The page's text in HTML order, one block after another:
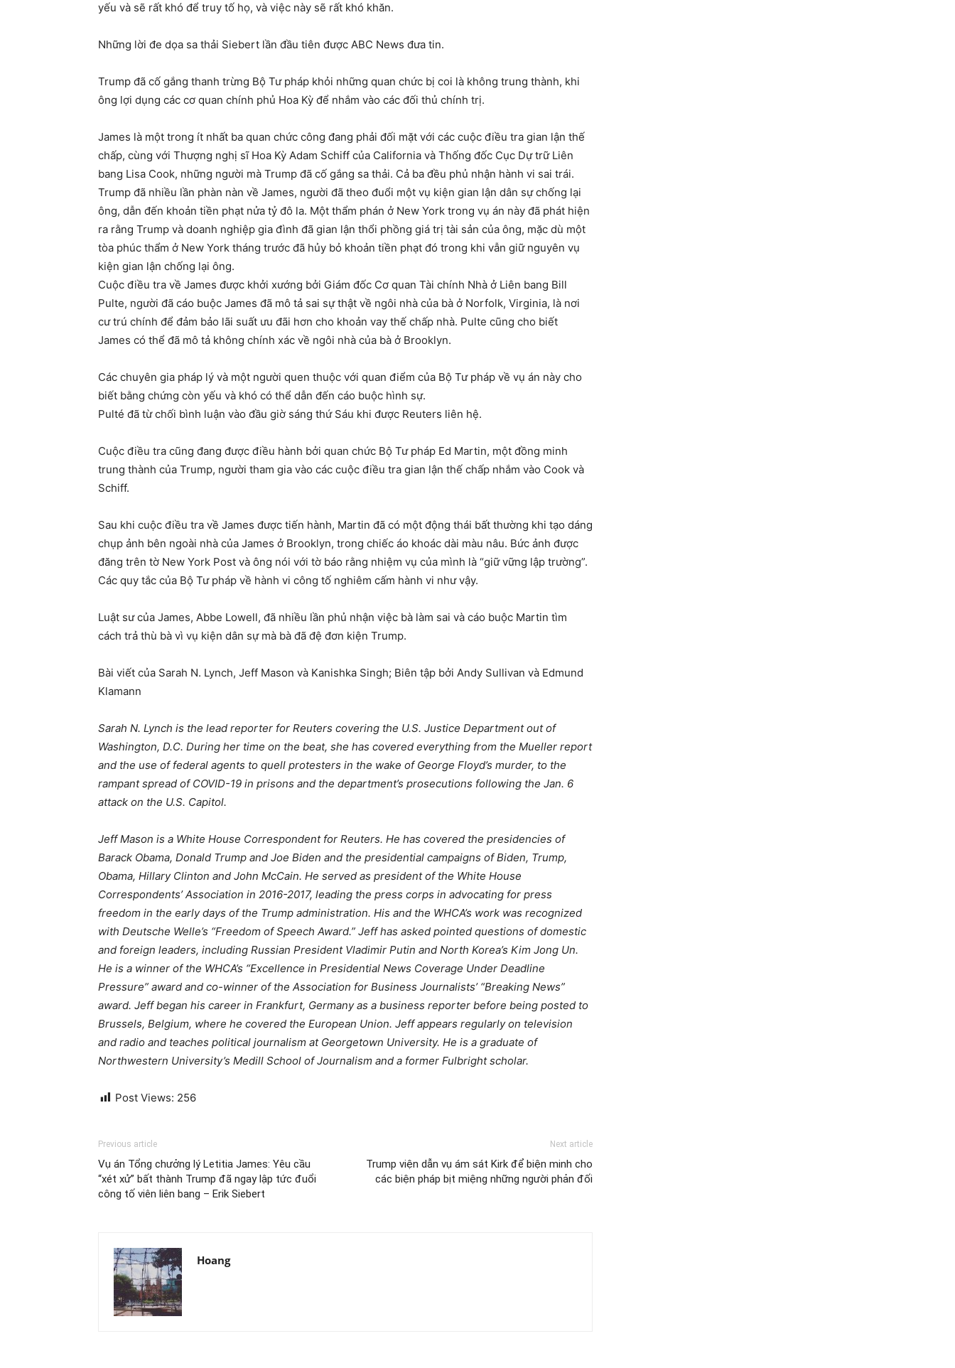
yếu và sẽ rất khó để truy tố họ, và việc này sẽ rất khó khăn.
Những lời đe dọa sa thải Siebert lần đầu tiên được ABC News đưa tin.
Trump đã cố gắng thanh trừng Bộ Tư pháp khỏi những quan chức bị coi là không trung thành, khi
ông lợi dụng các cơ quan chính phủ Hoa Kỳ để nhắm vào các đối thủ chính trị.
James là một trong ít nhất ba quan chức công đang phải đối mặt với các cuộc điều tra gian lận thế
chấp, cùng với Thượng nghị sĩ Hoa Kỳ Adam Schiff của California và Thống đốc Cục Dự trữ Liên
bang Lisa Cook, những người mà Trump đã cố gắng sa thải. Cả ba đều phủ nhận hành vi sai trái.
Trump đã nhiều lần phàn nàn về James, người đã theo đuổi một vụ kiện gian lận dân sự chống lại
ông, dẫn đến khoản tiền phạt nửa tỷ đô la. Một thẩm phán ở New York trong vụ án này đã phát hiện
ra rằng Trump và doanh nghiệp gia đình đã gian lận thổi phồng giá trị tài sản của ông, mặc dù một
tòa phúc thẩm ở New York tháng trước đã hủy bỏ khoản tiền phạt đó trong khi vẫn giữ nguyên vụ
kiện gian lận chống lại ông.
Cuộc điều tra về James được khởi xướng bởi Giám đốc Cơ quan Tài chính Nhà ở Liên bang Bill
Pulte, người đã cáo buộc James đã mô tả sai sự thật về ngôi nhà của bà ở Norfolk, Virginia, là nơi
cư trú chính để đảm bảo lãi suất ưu đãi hơn cho khoản vay thế chấp nhà. Pulte cũng cho biết
James có thể đã mô tả không chính xác về ngôi nhà của bà ở Brooklyn.
Các chuyên gia pháp lý và một người quen thuộc với quan điểm của Bộ Tư pháp về vụ án này cho
biết bằng chứng còn yếu và khó có thể dẫn đến cáo buộc hình sự.
Pulté đã từ chối bình luận vào đầu giờ sáng thứ Sáu khi được Reuters liên hệ.
Cuộc điều tra cũng đang được điều hành bởi quan chức Bộ Tư pháp Ed Martin, một đồng minh
trung thành của Trump, người tham gia vào các cuộc điều tra gian lận thế chấp nhắm vào Cook và
Schiff.
Sau khi cuộc điều tra về James được tiến hành, Martin đã có một động thái bất thường khi tạo dáng
chụp ảnh bên ngoài nhà của James ở Brooklyn, trong chiếc áo khoác dài màu nâu. Bức ảnh được
đăng trên tờ New York Post và ông nói với tờ báo rằng nhiệm vụ của mình là “giữ vững lập trường”.
Các quy tắc của Bộ Tư pháp về hành vi công tố nghiêm cấm hành vi như vậy.
Luật sư của James, Abbe Lowell, đã nhiều lần phủ nhận việc bà làm sai và cáo buộc Martin tìm
cách trả thù bà vì vụ kiện dân sự mà bà đã đệ đơn kiện Trump.
Bài viết của Sarah N. Lynch, Jeff Mason và Kanishka Singh; Biên tập bởi Andy Sullivan và Edmund
Klamann
Sarah N. Lynch is the lead reporter for Reuters covering the U.S. Justice Department out of
Washington, D.C. During her time on the beat, she has covered everything from the Mueller report
and the use of federal agents to quell protesters in the wake of George Floyd’s murder, to the
rampant spread of COVID-19 in prisons and the department’s prosecutions following the Jan. 6
attack on the U.S. Capitol.
Jeff Mason is a White House Correspondent for Reuters. He has covered the presidencies of
Barack Obama, Donald Trump and Joe Biden and the presidential campaigns of Biden, Trump,
Obama, Hillary Clinton and John McCain. He served as president of the White House
Correspondents’ Association in 2016-2017, leading the press corps in advocating for press
freedom in the early days of the Trump administration. His and the WHCA’s work was recognized
with Deutsche Welle’s “Freedom of Speech Award.” Jeff has asked pointed questions of domestic
and foreign leaders, including Russian President Vladimir Putin and North Korea’s Kim Jong Un.
He is a winner of the WHCA’s “Excellence in Presidential News Coverage Under Deadline
Pressure” award and co-winner of the Association for Business Journalists’ “Breaking News”
award. Jeff began his career in Frankfurt, Germany as a business reporter before being posted to
Brussels, Belgium, where he covered the European Union. Jeff appears regularly on television
and radio and teaches political journalism at Georgetown University. He is a graduate of
Northwestern University’s Medill School of Journalism and a former Fulbright scholar.
Post Views: 256
Previous article
Vụ án Tổng chưởng lý Letitia James: Yêu cầu
“xét xử” bất thành Trump đã ngay lập tức đuổi
công tố viên liên bang – Erik Siebert
Next article
Trump viện dẫn vụ ám sát Kirk để biện minh cho
các biện pháp bịt miệng những người phản đối
Hoang